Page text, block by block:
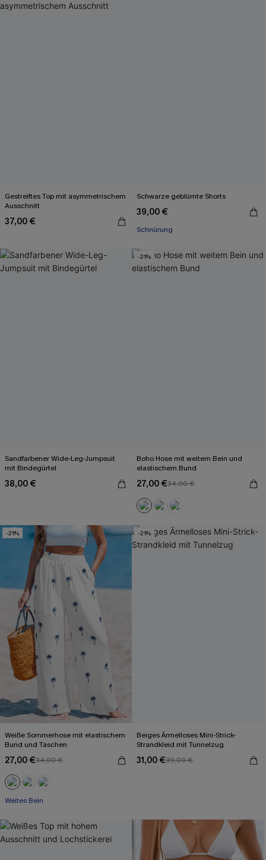
Gestreiftes Top mit asymmetrischem
Ausschnitt
37,00 €
Schwarze geblümte Shorts
39,00 €
Schnürung
Sandfarbener Wide-Leg-Jumpsuit
mit Bindegürtel
38,00 €
-21%
Boho Hose mit weitem Bein und
elastischem Bund
27,00 €34,00 €
-21%
Weiße Sommerhose mit elastischem
Bund und Taschen
27,00 €34,00 €
Weites Bein
-21%
Beiges Ärmelloses Mini-Strick-
Strandkleid mit Tunnelzug
31,00 €39,00 €